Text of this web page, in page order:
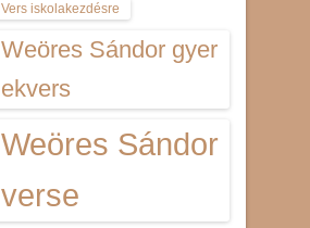
Vers iskolakezdésre
Weöres Sándor gyer
ekvers
Weöres Sándor
verse